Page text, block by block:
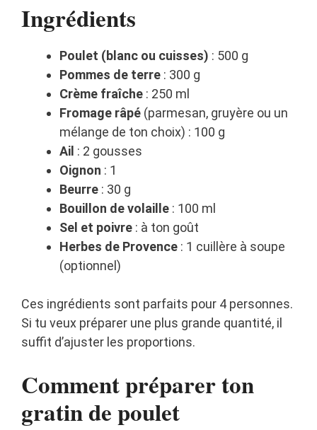
Ingrédients
Poulet (blanc ou cuisses) : 500 g
Pommes de terre : 300 g
Crème fraîche : 250 ml
Fromage râpé (parmesan, gruyère ou un
mélange de ton choix) : 100 g
Ail : 2 gousses
Oignon : 1
Beurre : 30 g
Bouillon de volaille : 100 ml
Sel et poivre : à ton goût
Herbes de Provence : 1 cuillère à soupe
(optionnel)
Ces ingrédients sont parfaits pour 4 personnes.
Si tu veux préparer une plus grande quantité, il
suffit d’ajuster les proportions.
Comment préparer ton
gratin de poulet